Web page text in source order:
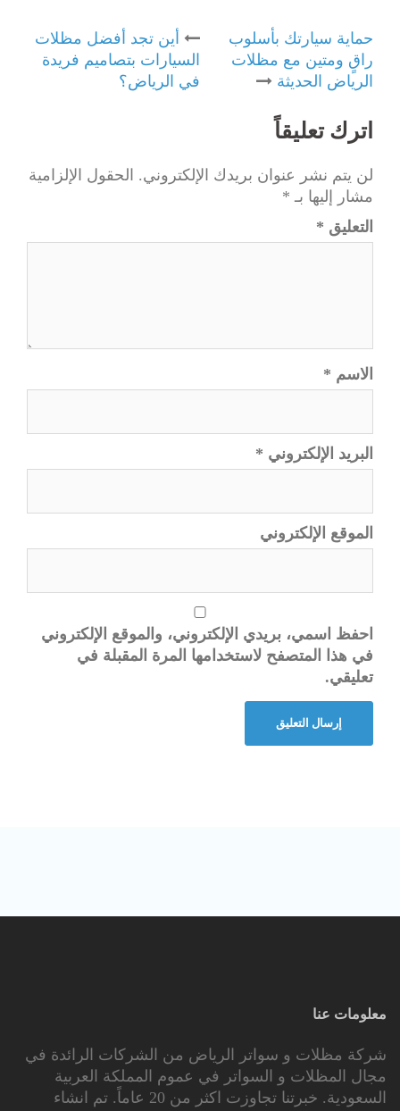
Post
navigation
أين تجد أفضل مظلات
السيارات بتصاميم فريدة
في الرياض؟
حماية سيارتك بأسلوب
راقٍ ومتين مع مظلات
الرياض الحديثة
اترك تعليقاً
لن يتم نشر عنوان بريدك الإلكتروني. الحقول الإلزامية
مشار إليها بـ *
التعليق *
الاسم *
البريد الإلكتروني *
الموقع الإلكتروني
احفظ اسمي، بريدي الإلكتروني، والموقع الإلكتروني
في هذا المتصفح لاستخدامها المرة المقبلة في
تعليقي.
معلومات عنا
شركة مظلات و سواتر الرياض من الشركات الرائدة في
مجال المظلات و السواتر في عموم المملكة العربية
السعودية. خبرتنا تجاوزت اكثر من 20 عاماً. تم انشاء